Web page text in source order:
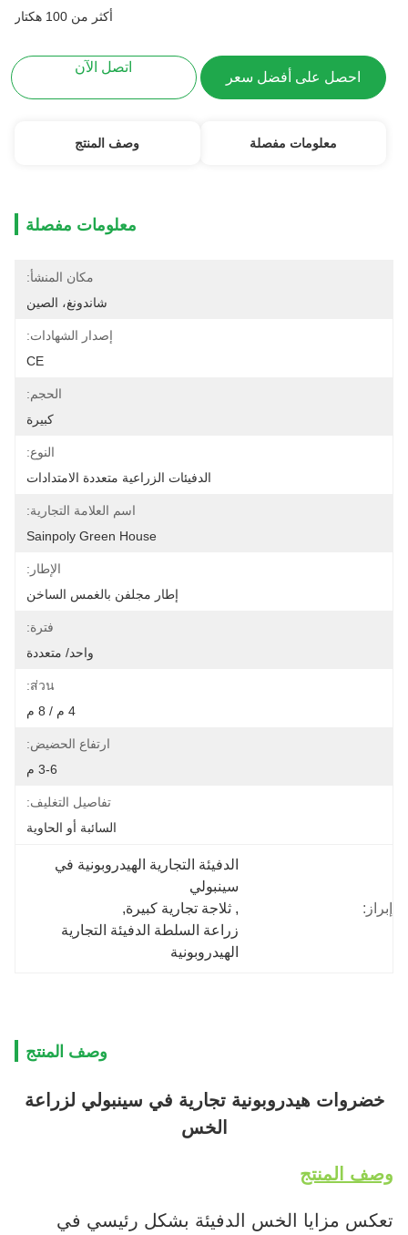
أكثر من 100 هكتار
احصل على أفضل سعر
اتصل الآن
معلومات مفصلة وصف المنتج
معلومات مفصلة
مكان المنشأ:
شاندونغ، الصين
إصدار الشهادات:
CE
الحجم:
كبيرة
النوع:
الدفيئات الزراعية متعددة الامتدادات
اسم العلامة التجارية:
Sainpoly Green House
الإطار:
إطار مجلفن بالغمس الساخن
فترة:
واحد/ متعددة
ส่วน:
4 م / 8 م
ارتفاع الحضيض:
3-6 م
تفاصيل التغليف:
السائبة أو الحاوية
إبراز:
سينبولي
, ثلاجة تجارية كبيرة,
الهيدروبونية
وصف المنتج
خضروات هيدروبونية تجارية في سينبولي لزراعة
الخس
وصف المنتج
تعكس مزايا الخس الدفيئة بشكل رئيسي في